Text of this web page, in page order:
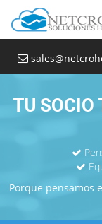
TU SOCIO
Porque pensamos